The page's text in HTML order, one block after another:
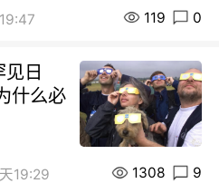
119 0
日
什么必
19:29 1308 9